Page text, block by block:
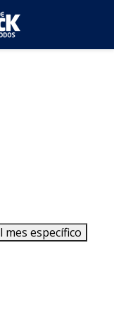
mes específico